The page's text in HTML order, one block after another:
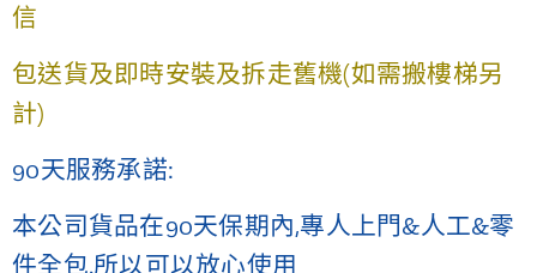
信
包送貨及即時安裝及拆走舊機(如需搬樓梯另
計)
90天服務承諾:
本公司貨品在90天保期內,專人上門&人工&零
件全包.所以可以放心使用